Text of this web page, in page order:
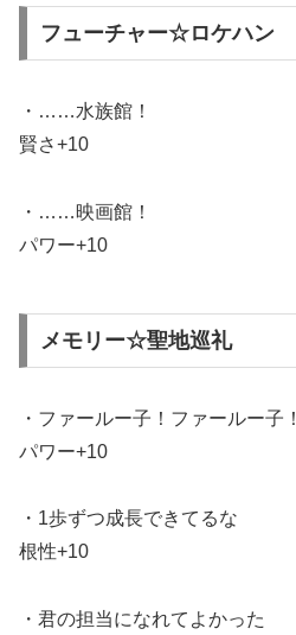
フューチャー☆ロケハン
・……水族館！
賢さ+10
・……映画館！
パワー+10
メモリー☆聖地巡礼
・ファールー子！ファールー子！
パワー+10
・1歩ずつ成長できてるな
根性+10
・君の担当になれてよかった